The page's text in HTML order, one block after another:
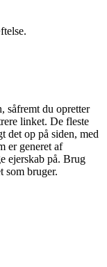
såfremt du opretter
linket. De fleste
det op på siden, med
er generet af
ejerskab på. Brug
som bruger.